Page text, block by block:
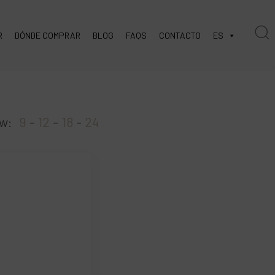
DÓNDE COMPRAR BLOG FAQS CONTACTO ES